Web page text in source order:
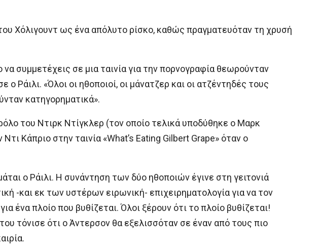
Χόλιγουντ ως ένα απόλυτο ρίσκο, καθώς πραγματευόταν τη χρυσή
συμμετέχεις σε μια ταινία για την πορνογραφία θεωρούνταν
Ράιλι. «Όλοι οι ηθοποιοί, οι μάνατζερ και οι ατζέντηδές τους
κατηγορηματικά».
του Ντιρκ Ντίγκλερ (τον οποίο τελικά υποδύθηκε ο Μαρκ
Κάπριο στην ταινία «What’s Eating Gilbert Grape» όταν ο
ο Ράιλι. Η συνάντηση των δύο ηθοποιών έγινε στη γειτονιά
-και εκ των υστέρων ειρωνική- επιχειρηματολογία για να τον
ένα πλοίο που βυθίζεται. Όλοι ξέρουν ότι το πλοίο βυθίζεται!
τόνισε ότι ο Άντερσον θα εξελισσόταν σε έναν από τους πιο